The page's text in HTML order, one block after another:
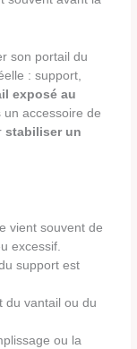
son portail du
: support,
exposé au
un accessoire de
stabiliser un
vient souvent de
excessif.
support est
du vantail ou du
ou la